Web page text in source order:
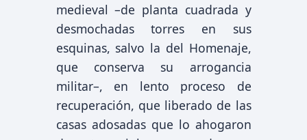
medieval –de planta cuadrada y
desmochadas torres en sus
esquinas, salvo la del Homenaje,
que conserva su arrogancia
militar–, en lento proceso de
recuperación, que liberado de las
casas adosadas que lo ahogaron